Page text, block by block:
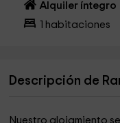
Alquiler íntegro
habitaciones
Descripción de
Nuestro alojamiento